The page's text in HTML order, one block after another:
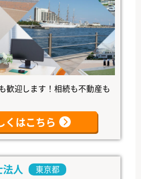
歓迎します！相続も不動産も
くはこちら
法人 東京都